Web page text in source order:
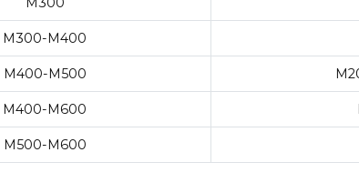
М300-М400
М400-М500
М400-М600
М500-М600